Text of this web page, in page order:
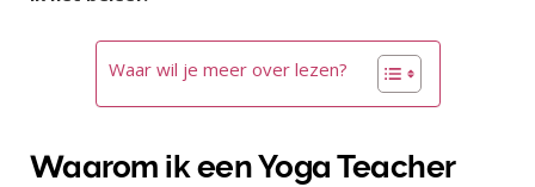
Waar wil je meer over lezen?
Waarom ik een Yoga Teacher